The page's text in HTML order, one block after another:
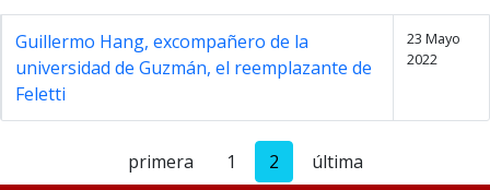
Guillermo Hang, excompañero de la
universidad de Guzmán, el reemplazante de
Feletti
23 Mayo
2022
primera 1 2 última